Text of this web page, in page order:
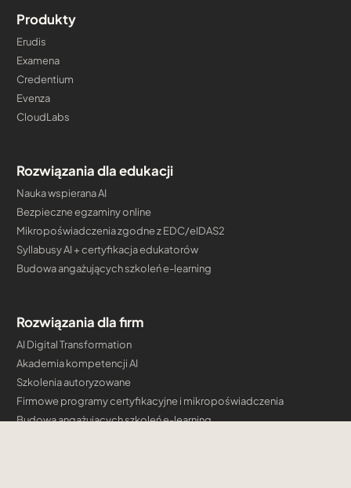
Produkty
Erudis
Examena
Credentium
Evenza
CloudLabs
Rozwiązania dla edukacji
Nauka wspierana AI
Bezpieczne egzaminy online
Mikropoświadczenia zgodne z EDC/eIDAS2
Syllabusy AI + certyfikacja edukatorów
Budowa angażujących szkoleń e-learning
Rozwiązania dla firm
AI Digital Transformation
Akademia kompetencji AI
Szkolenia autoryzowane
Firmowe programy certyfikacyjne i mikropoświadczenia
Budowa angażujących szkoleń e-learning